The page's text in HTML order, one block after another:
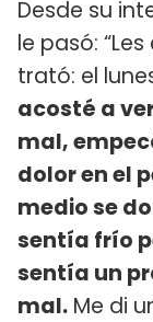
Desde su
le pasó:
trató: el
acosté a
mal,
dolor en el
medio se
sentía frío
sentía un
mal. Me di